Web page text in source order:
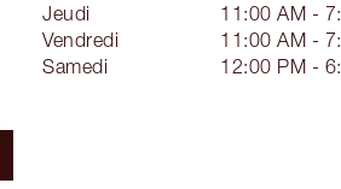
Jeudi
11:00 AM -
Vendredi
11:00 AM -
Samedi
12:00 PM -